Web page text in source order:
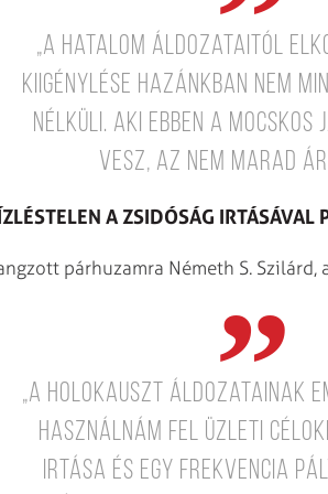
„a hatalom áldozataitól
kiigénylése hazánkban nem
nélküli. Aki ebben a mocskos
vesz, az nem marad
A ZSIDÓSÁG IRTÁSÁVAL
párhuzamra Németh S. Szilárd,
„A holokauszt áldozatainak
használnám fel üzleti
irtása és egy frekvencia